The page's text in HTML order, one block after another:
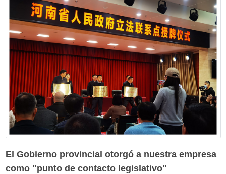
El Gobierno provincial otorgó a nuestra empresa
como "punto de contacto legislativo"